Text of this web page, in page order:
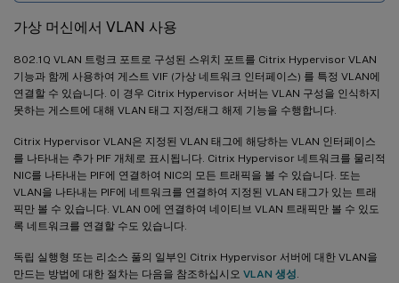
가상 머신에서 VLAN 사용
802.1Q VLAN 트렁크 포트로 구성된 스위치 포트를 Citrix Hypervisor VLAN
기능과 함께 사용하여 게스트 VIF (가상 네트워크 인터페이스) 를 특정 VLAN에
연결할 수 있습니다. 이 경우 Citrix Hypervisor 서버는 VLAN 구성을 인식하지
못하는 게스트에 대해 VLAN 태그 지정/태그 해제 기능을 수행합니다.
Citrix Hypervisor VLAN은 지정된 VLAN 태그에 해당하는 VLAN 인터페이스
를 나타내는 추가 PIF 개체로 표시됩니다. Citrix Hypervisor 네트워크를 물리적
NIC를 나타내는 PIF에 연결하여 NIC의 모든 트래픽을 볼 수 있습니다. 또는
VLAN을 나타내는 PIF에 네트워크를 연결하여 지정된 VLAN 태그가 있는 트래
픽만 볼 수 있습니다. VLAN 0에 연결하여 네이티브 VLAN 트래픽만 볼 수 있도
록 네트워크를 연결할 수도 있습니다.
독립 실행형 또는 리소스 풀의 일부인 Citrix Hypervisor 서버에 대한 VLAN을
만드는 방법에 대한 절차는 다음을 참조하십시오 VLAN 생성